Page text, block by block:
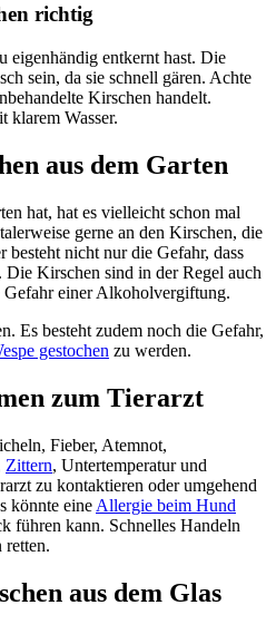
richtig
eigenhändig entkernt hast. Die
sein, da sie schnell gären. Achte
Kirschen handelt.
klarem Wasser.
aus dem Garten
hat, hat es vielleicht schon mal
gerne an den Kirschen, die
nicht nur die Gefahr, dass
Kirschen sind in der Regel auch
Gefahr einer Alkoholvergiftung.
Es besteht zudem noch die Gefahr,
gestochen zu werden.
zum Tierarzt
Fieber, Atemnot,
Zittern, Untertemperatur und
zu kontaktieren oder umgehend
könnte eine Allergie beim Hund
führen kann. Schnelles Handeln
retten.
aus dem Glas